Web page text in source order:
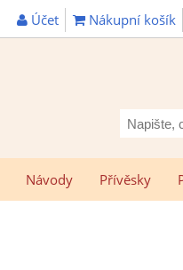
Účet Nákupní košík
Napište,
co
Návody Přívěsky